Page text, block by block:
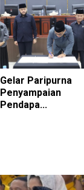
Gelar Paripurna
Penyampaian
Pendapa...